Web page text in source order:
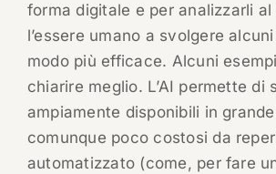
forma digitale e per analizzarli
l’essere umano a svolgere
modo più efficace. Alcuni
chiarire meglio. L’AI permette di
ampiamente disponibili in
comunque poco costosi da
automatizzato (come, per fare